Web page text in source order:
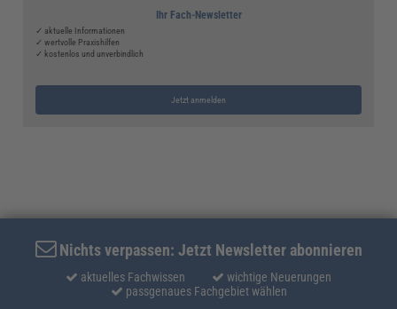
Ihr Fach-Newsletter
✓ aktuelle Informationen
✓ wertvolle Praxishilfen
✓ kostenlos und unverbindlich
Jetzt anmelden
Nichts verpassen: Jetzt Newsletter abonnieren
aktuelles Fachwissen
wichtige Neuerungen
passgenaues Fachgebiet wählen